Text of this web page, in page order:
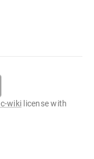
wiki license with